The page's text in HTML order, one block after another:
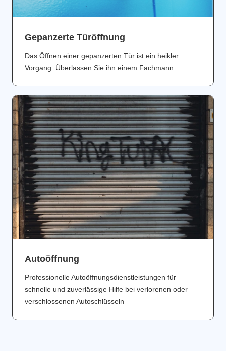
Gepanzerte Türöffnung
Das Öffnen einer gepanzerten Tür ist ein heikler
Vorgang. Überlassen Sie ihn einem Fachmann
Аutoöffnung
Professionelle Autoöffnungsdienstleistungen für
schnelle und zuverlässige Hilfe bei verlorenen oder
verschlossenen Autoschlüsseln